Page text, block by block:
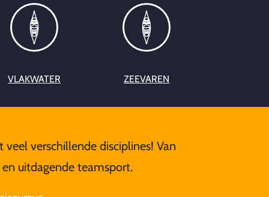
VLAKWATER ZEEVAREN
verschillende disciplines! Van
uitdagende teamsport.